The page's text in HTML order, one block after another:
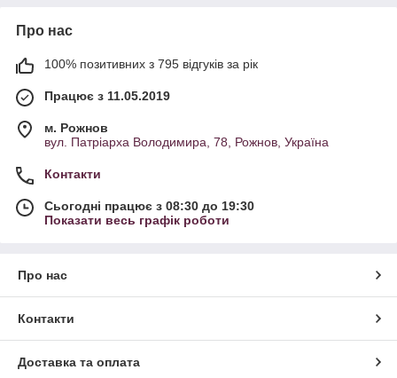
Про нас
100% позитивних з 795 відгуків за рік
Працює з 11.05.2019
м. Рожнов
вул. Патріарха Володимира, 78, Рожнов, Україна
Контакти
Сьогодні працює з 08:30 до 19:30
Показати весь графік роботи
Про нас
Контакти
Доставка та оплата